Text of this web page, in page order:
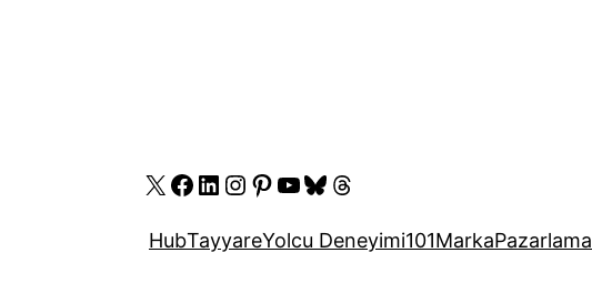
X Facebook
LinkedIn
Instagram
Pinterest
YouTube
Bluesky
Threads
HubTayyareYolcu Deneyimi101MarkaPazarlama